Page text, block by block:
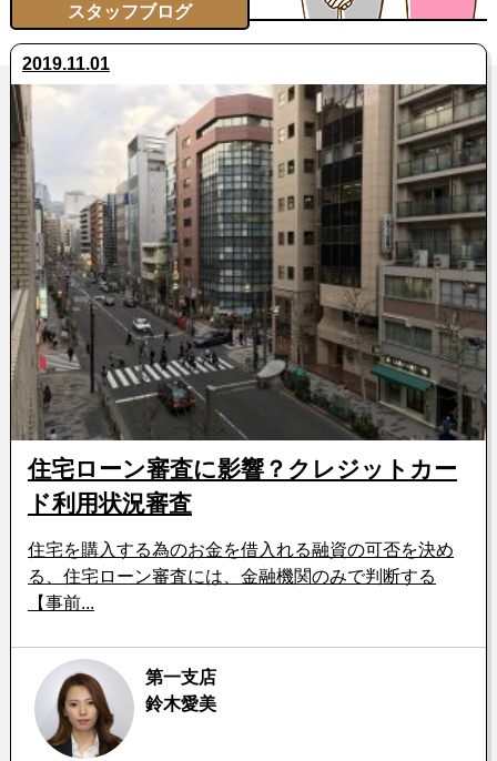
スタッフブログ
2019.11.01
住宅ローン審査に影響？クレジットカー
ド利用状況審査
住宅を購入する為のお金を借入れる融資の可否を決め
る、住宅ローン審査には、金融機関のみで判断する
【事前...
第一支店
鈴木愛美